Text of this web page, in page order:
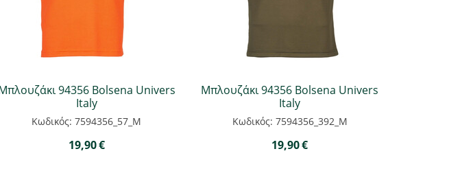
94356 Bolsena Univers
Italy
Κωδικός: 7594356_57_M
19,90€
Μπλουζάκι 94356 Bolsena Univers
Italy
Κωδικός: 7594356_392_M
19,90€